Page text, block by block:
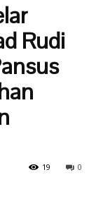
Rudi
0
19